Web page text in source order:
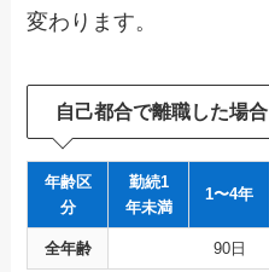
変わります。
自己都合で離職した場合
年齢区
分
勤続1
年未満
1〜4年
全年齢 90日